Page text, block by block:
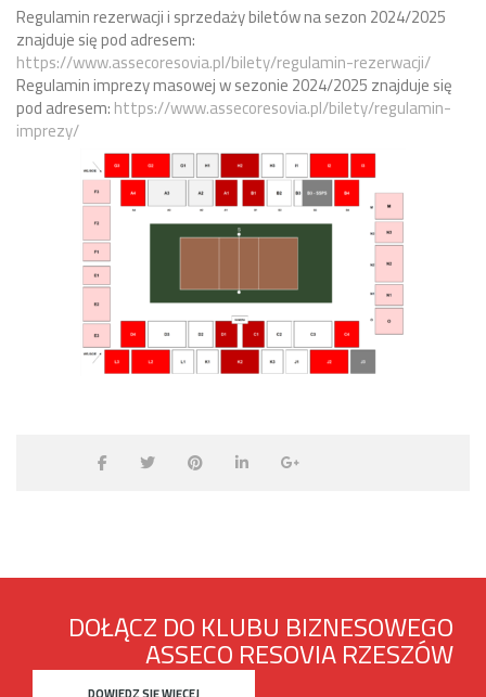
Regulamin rezerwacji i sprzedaży biletów na sezon 2024/2025
znajduje się pod adresem:
https://www.assecoresovia.pl/bilety/regulamin-rezerwacji/
Regulamin imprezy masowej w sezonie 2024/2025 znajduje się
pod adresem:https://www.assecoresovia.pl/bilety/regulamin-
imprezy/
DOŁĄCZ DO KLUBU BIZNESOWEGO
ASSECO RESOVIA RZESZÓW